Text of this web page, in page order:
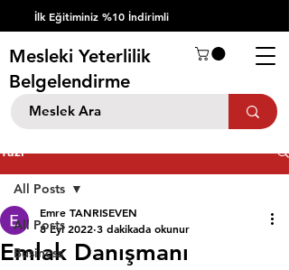
İlk Eğitiminiz %10 İndirimli
Mesleki Yeterlilik
Belgelendirme
Yazı
All Posts
Business
All Posts
Emlak Danışmanı
Emre TANRISEVEN
8 Eyl 2022 3 dakikada okunur